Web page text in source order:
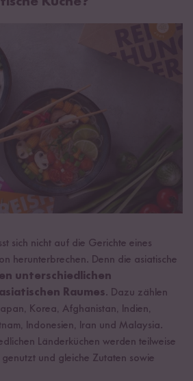
sich nicht auf die Gerichte eines
herunterbrechen. Denn die asiatische
unterschiedlichen
Raumes. Dazu zählen
Korea, Afghanistan, Indien,
Indonesien, Iran und Malaysia.
Länderküchen werden teilweise
und gleiche Zutaten sowie